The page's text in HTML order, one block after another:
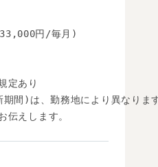
円/毎月)
定あり
間)は、勤務地により異なりま
伝えします。